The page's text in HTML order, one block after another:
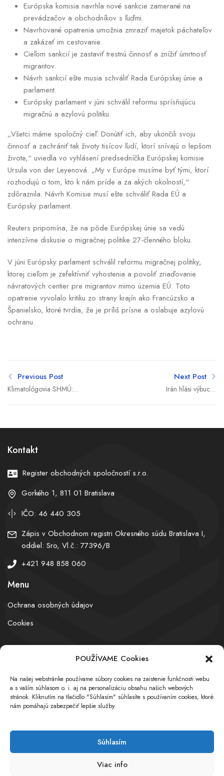
POUŽÍVAME Cookies
Na našej webstránke používame súbory cookies na zaistenie funkčnosti webu
a s vaším súhlasom o. i. aj na personalizáciu obsahu našich webových
stránok. Kliknutím na tlačidlo "Súhlasím" súhlasíte s používaním cookies, ktoré
nám pomáhajú zabezpečiť lepšie služby.
Súhlasím
Viac info
Európska komisia navrhla nové sankcie zamerané na
prevádzačov a obchodníkov s ľuďmi.
Navrhované opatrenia umožnia zmraziť majetok páchateľov
a zakázať im cestovanie.
Cieľom sankcií je zastaviť trestnú činnosť a znížiť úmrtnosť
migrantov.
Návrh sankcií ešte musia schváliť Rada Európskej únie a
parlament.
Európsky parlament v júni schválil reformu sprísňujúcu
migračnú a azylovú politiku.
„Všetci máme spoločný cieľ. Donútiť ich, aby ukončili svoju
činnosť a zachrániť tak životy tisícov ľudí, ktorí snívajú o lepšom
živote,“ uviedla vo vyhlásení predsedníčka Európskej komisie
Ursula von der Leyenová. „My v Európe musíme byť tými, ktorí
rozhodujú o tom, kto k nám príde a za akých okolností,“
zdôraznila. Návrh Komisie musí ešte schváliť Rada EÚ a
Európsky parlament.
Reuters pripomína, že na pôde Európskej únie sa vedú
intenzívne diskusie o migračnej politike 27-členného bloku.
V júni Európsky parlament schválil reformu migračnej politiky,
ktorej cieľom je zefektívniť vyhostenia a povoliť zriaďovanie
návratových centier pre migrantov mimo územia EÚ. Toto
opatrenie vyvolalo kritiku zo strany krajín ako Francúzsko a
Španielsko, ktoré tvrdia, že je príliš prísne a oslabuje azylovú
ochranu.
Previous Post
Klimatológovia SHMÚ:
Next Post
Irán hlási výbuchy
Kontakt
Register obchodných spoločností s.r.o.
Gorkého 1, 811 01 Bratislava
IČO: 46 440 305
Zápis v Obchodnom registri Okresného súdu Bratislava I,
oddiel: Sro, Vl.č.: 77396/B
+421 948 858 060
Menu
Ochrana osobných údajov
Cookies